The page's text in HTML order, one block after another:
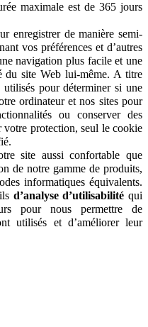
maximale est de 365 jours
enregistrer de manière semi-
vos préférences et d’autres
navigation plus facile et une
du site Web lui-même. A titre
utilisés pour déterminer si une
ordinateur et nos sites pour
ou conserver des
protection, seul le cookie
site aussi confortable que
de notre gamme de produits,
informatiques équivalents.
d’analyse d’utilisabilité qui
pour nous permettre de
utilisés et d’améliorer leur